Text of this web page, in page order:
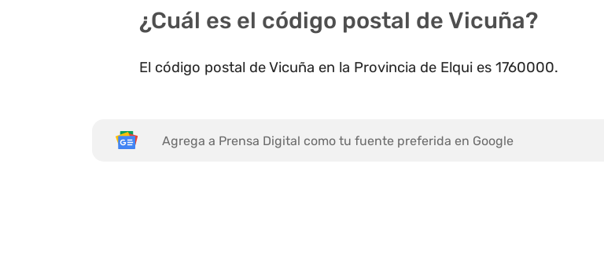
¿Cuál es el código postal de Vicuña?
El código postal de Vicuña en la Provincia de Elqui es 1760000.
Agrega a Prensa Digital como tu fuente preferida en Google